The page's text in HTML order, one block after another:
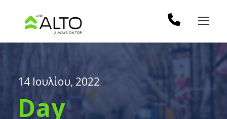
14 Ιουλίου, 2022
Day